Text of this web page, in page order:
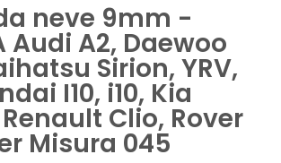
neve 9mm -
Audi A2, Daewoo
Sirion, YRV,
I10, i10, Kia
Clio, Rover
Misura 045